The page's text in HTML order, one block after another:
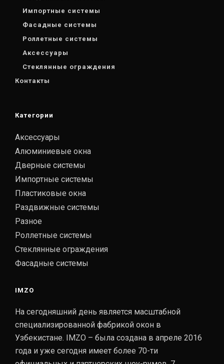
Импортные системы
Фасадные системы
Роллетные системы
Аксессуары
Стеклянные ограждения
Контакты
Категории
Аксессуары
Алюминиевые окна
Дверные системы
Импортные системы
Пластиковые окна
Раздвижные системы
Разное
Роллетные системы
Стеклянные ограждения
Фасадные системы
IMZO
На сегодняшний день является масштабной
специализированной фабрикой окон в
Узбекистане. IMZO – была создана в апреле 2016
года и уже сегодня имеет более 70-ти